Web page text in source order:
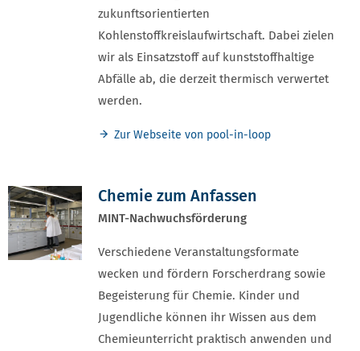
zukunftsorientierten
Kohlenstoffkreislaufwirtschaft. Dabei zielen
wir als Einsatzstoff auf kunststoffhaltige
Abfälle ab, die derzeit thermisch verwertet
werden.
Zur Webseite von pool-in-loop
Chemie zum Anfassen
MINT-Nachwuchsförderung
Verschiedene Veranstaltungsformate
wecken und fördern Forscherdrang sowie
Begeisterung für Chemie. Kinder und
Jugendliche können ihr Wissen aus dem
Chemieunterricht praktisch anwenden und